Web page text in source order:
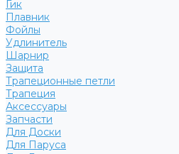
Гик
Плавник
Фойлы
Удлинитель
Шарнир
Защита
Трапеционные петли
Трапеция
Аксессуары
Запчасти
Для Доски
Для Паруса